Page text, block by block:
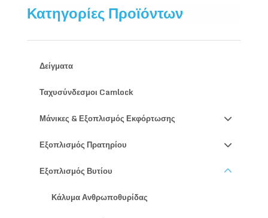
Κατηγορίες Προϊόντων
Δείγματα
Ταχυσύνδεσμοι Camlock
Μάνικες & Εξοπλισμός Εκφόρτωσης
Εξοπλισμός Πρατηρίου
Εξοπλισμός Βυτίου
Κάλυμα Ανθρωποθυρίδας